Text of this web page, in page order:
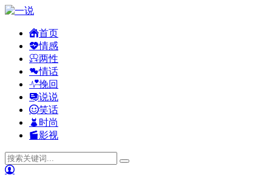
首页
情感
两性
情话
挽回
说说
笑话
时尚
影视